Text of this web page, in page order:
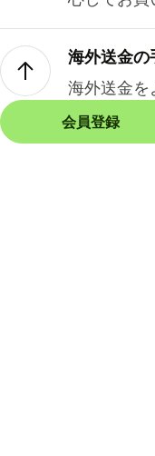
海外送金の
海外送金を
会員登録